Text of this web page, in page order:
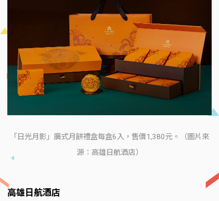
「日光月影」廣式月餅禮盒每盒6入，售價1,380元。（圖片來
源：高雄日航酒店）
高雄日航酒店